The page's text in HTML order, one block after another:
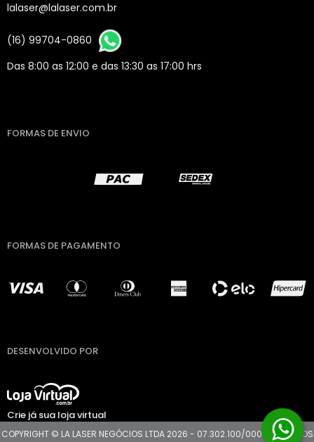
lalaser@lalaser.com.br
(16) 99704-0860
Das 8:00 as 12:00 e das 13:30 as 17:00 hrs
FORMAS DE ENVIO
FORMAS DE PAGAMENTO
DESENVOLVIDO POR
Crie já sua loja virtual
COPYRIGHT © LA LASER NEGÓCIOS LTDA 2026 - 07.302.100/0001-11 - TODOS